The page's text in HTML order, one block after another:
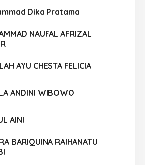
Dika Pratama
NAUFAL AFRIZAL
AYU CHESTA FELICIA
ANDINI WIBOWO
AINI
BARIQUINA RAIHANATU